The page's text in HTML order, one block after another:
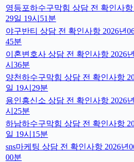
영등포하수구막힘 상담 전 확인사항
29일 19시51분
야구반티 상담 전 확인사항 2026년
45분
이혼변호사 상담 전 확인사항 2026
시36분
양천하수구막힘 상담 전 확인사항
일 19시29분
용인흥신소 상담 전 확인사항 2026
시25분
하남하수구막힘 상담 전 확인사항
일 19시15분
sns마케팅 상담 전 확인사항 2026년
00분